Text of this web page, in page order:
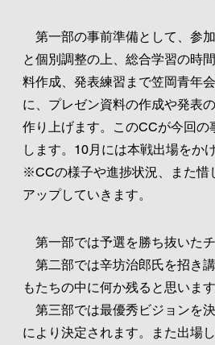
第一部の事前準備として、参
と個別調整の上、総合学習の時
料作成、発表練習まで笠岡青年
に、プレゼン資料の作成や発表
作り上げます。このCCが今回
します。10月には本戦出場をか
※CCの様子や進捗状況、また惜
アップしていきます。
第一部では予選を勝ち抜いた
第二部では辛坊治郎氏を招き
もたちの中に何か残ると思います
第三部では最優秀ビジョンを
により決定されます。また出場